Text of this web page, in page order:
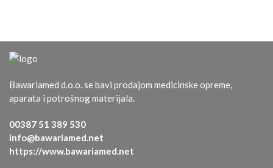
Bawariamed d.o.o. se bavi prodajom medicinske opreme,
aparata i potrošnog materijala.
00387 51 389 530
info@bawariamed.net
https://www.bawariamed.net